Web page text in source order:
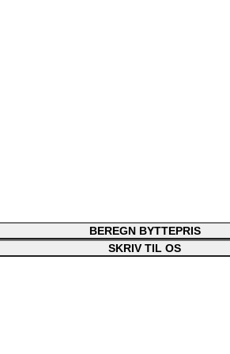
BEREGN BYTTEPRIS
SKRIV TIL OS